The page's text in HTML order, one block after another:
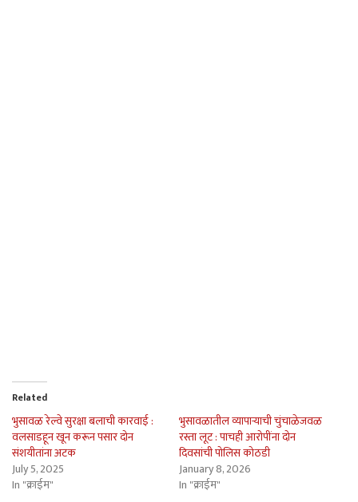
Related
भुसावळ रेल्वे सुरक्षा बलाची कारवाई :
वलसाडहून खून करून पसार दोन
संशयीतांना अटक
July 5, 2025
In "क्राईम"
भुसावळातील व्यापार्‍याची चुंचाळेजवळ
रस्ता लूट : पाचही आरोपींना दोन
दिवसांची पोलिस कोठडी
January 8, 2026
In "क्राईम"